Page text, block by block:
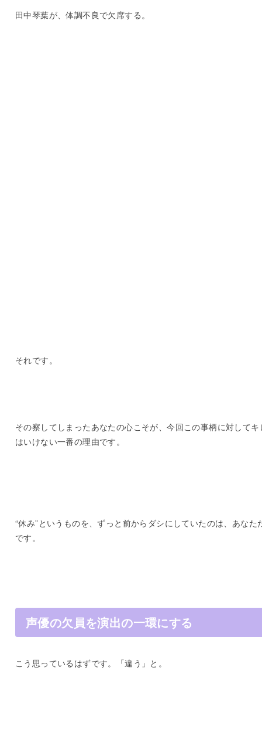
田中琴葉が、体調不良で欠席する。
それです。
その察してしまったあなたの心こそが、今回この事柄に対してキ
はいけない一番の理由です。
“休み”というものを、ずっと前からダシにしていたのは、あなた
です。
声優の欠員を演出の一環にする
こう思っているはずです。「違う」と。